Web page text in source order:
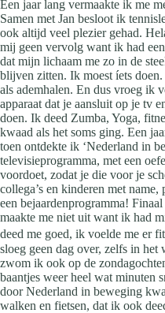
Een jaar lang vermaakte ik me
Samen met Jan besloot ik
ook altijd veel plezier gehad.
mij geen vervolg want ik had
dat mijn lichaam me zo in de
blijven zitten. Ik moest íets
als ademhalen. En dus vroeg ik
apparaat dat je aansluit op je tv
doen. Ik deed Zumba, Yoga,
kwaad als het soms ging. Een
toen ontdekte ik ‘Nederland in
televisieprogramma, met een
voordoet, zodat je die voor je
collega’s en kinderen met
een bejaardenprogramma!
maakte me niet uit want ik had
deed me goed, ik voelde me
sloeg geen dag over, zelfs in
zwom ik ook op de
baantjes weer heel wat minuten
door Nederland in beweging
walken en fietsen, dat ik ook